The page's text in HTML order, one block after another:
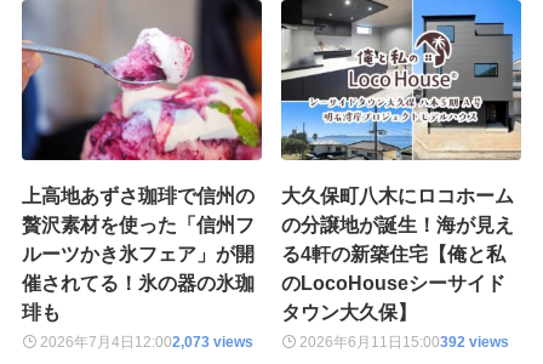
上高地あずさ珈琲で信州の
贅沢素材を使った「信州フ
ルーツかき氷フェア」が開
催されてる！氷の器の氷珈
琲も
2026年7月4日 12:002,073 views
大久保町八木にロコホーム
の分譲地が誕生！海が見え
る4軒の新築住宅【俺と私
のLocoHouseシーサイド
タウン大久保】
2026年6月11日 15:00392 views